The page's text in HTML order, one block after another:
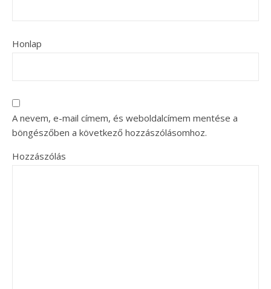
Honlap
A nevem, e-mail címem, és weboldalcímem mentése a
böngészőben a következő hozzászólásomhoz.
Hozzászólás